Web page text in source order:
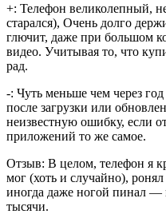
+: Телефон великолепный,
старался), Очень долго
глючит, даже при большом
видео. Учитывая то, что
рад.
-: Чуть меньше чем через
после загрузки или
неизвестную ошибку, если
приложений то же самое.
Отзыв: В целом, телефон я
мог (хоть и случайно),
иногда даже ногой пинал —
тысячи.